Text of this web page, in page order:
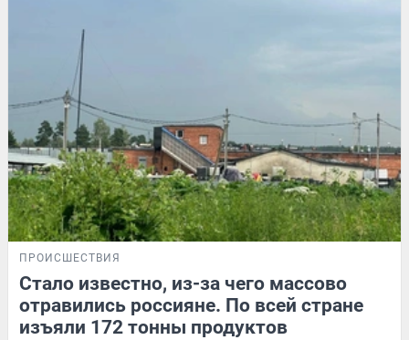
ПРОИСШЕСТВИЯ
Стало известно, из-за чего массово
отравились россияне. По всей стране
изъяли 172 тонны продуктов